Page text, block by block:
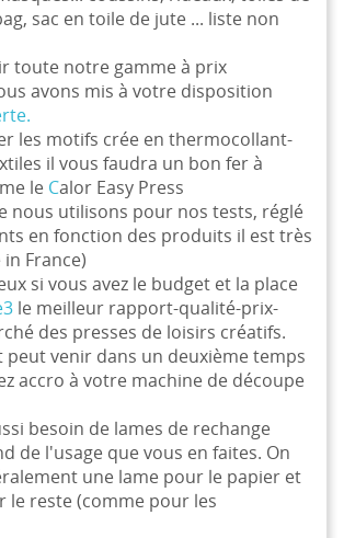
sac en toile de jute ... liste non
toute notre gamme à prix
avons mis à votre disposition
les motifs crée en thermocollant-
il vous faudra un bon fer à
le Calor Easy Press
nous utilisons pour nos tests, réglé
en fonction des produits il est très
France)
si vous avez le budget et la place
le meilleur rapport-qualité-prix-
des presses de loisirs créatifs.
peut venir dans un deuxième temps
accro à votre machine de découpe
besoin de lames de rechange
de l'usage que vous en faites. On
une lame pour le papier et
le reste (comme pour les